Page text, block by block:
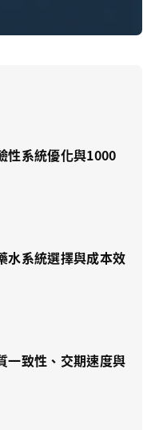
性系統優化與1000
水系統選擇與成本效
一致性、交期速度與